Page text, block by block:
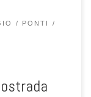
PONTI